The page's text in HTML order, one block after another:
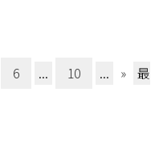
6 ... 10 ... »
最